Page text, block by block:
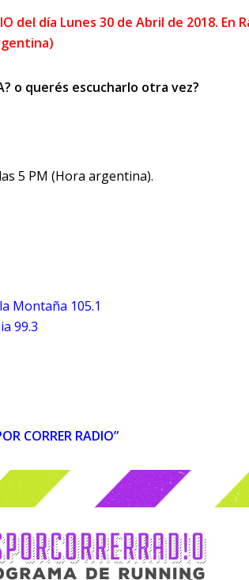
del día Lunes 30 de Abril de 2018. En
o querés escucharlo otra vez?
5 PM (Hora argentina).
Montaña 105.1
99.3
CORRER RADIO”